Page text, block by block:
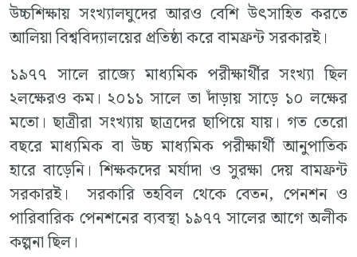
উচ্চশিক্ষায় সংখ্যালঘুদের আরও বেশি উৎসাহিত করতে
আলিয়া বিশ্ববিদ্যালয়ের প্রতিষ্ঠা করে বামফ্রন্ট সরকারই।
১৯৭৭ সালে রাজ্যে মাধ্যমিক পরীক্ষার্থীর সংখ্যা ছিল
২লক্ষেরও কম। ২০১১ সালে তা দাঁড়ায় সাড়ে ১০ লক্ষের
মতো। ছাত্রীরা সংখ্যায় ছাত্রদের ছাপিয়ে যায়। গত তেরো
বছরে মাধ্যমিক বা উচ্চ মাধ্যমিক পরীক্ষার্থী আনুপাতিক
হারে বাড়েনি। শিক্ষকদের মর্যাদা ও সুরক্ষা দেয় বামফ্রন্ট
সরকারই। সরকারি তহবিল থেকে বেতন, পেনশন ও
পারিবারিক পেনশনের ব্যবস্থা ১৯৭৭ সালের আগে অলীক
কল্পনা ছিল।